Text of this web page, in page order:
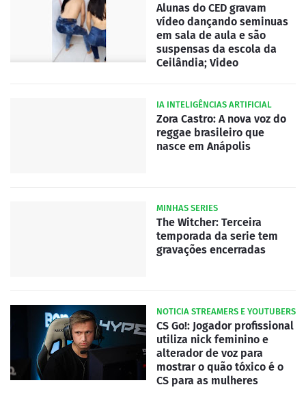
Alunas do CED gravam
vídeo dançando seminuas
em sala de aula e são
suspensas da escola da
Ceilândia; Video
IA INTELIGÊNCIAS ARTIFICIAL
Zora Castro: A nova voz do
reggae brasileiro que
nasce em Anápolis
MINHAS SERIES
The Witcher: Terceira
temporada da serie tem
gravações encerradas
NOTICIA STREAMERS E YOUTUBERS
CS Go!: Jogador profissional
utiliza nick feminino e
alterador de voz para
mostrar o quão tóxico é o
CS para as mulheres